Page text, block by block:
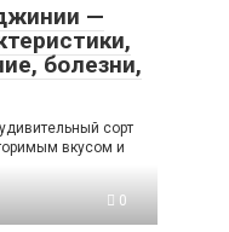
—
болезни,
сорт
вкусом и
0